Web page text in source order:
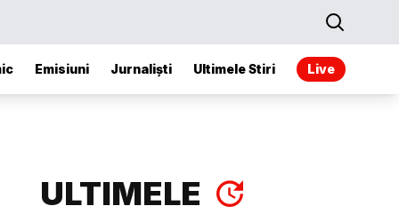
Emisiuni Jurnaliști Ultimele Stiri Live
ULTIMELE